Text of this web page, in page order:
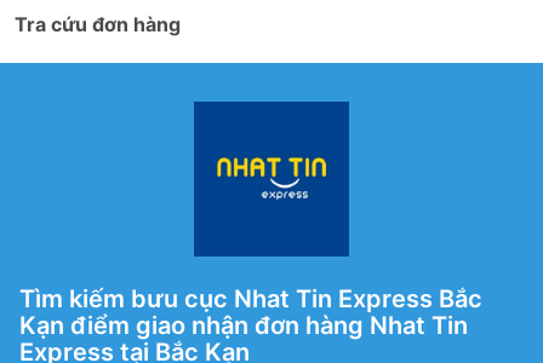
Tra cứu đơn hàng
Tìm kiếm bưu cục Nhat Tin Express Bắc
Kạn điểm giao nhận đơn hàng Nhat Tin
Express tại Bắc Kạn